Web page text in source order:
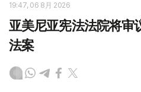
19:47, 06 8月 2026
亚美尼亚宪法法院将审
法案